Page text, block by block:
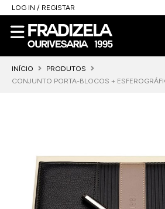
LOG IN / REGISTAR
INÍCIO
PRODUTOS
CONJUNTO PORTA-BLOCOS +